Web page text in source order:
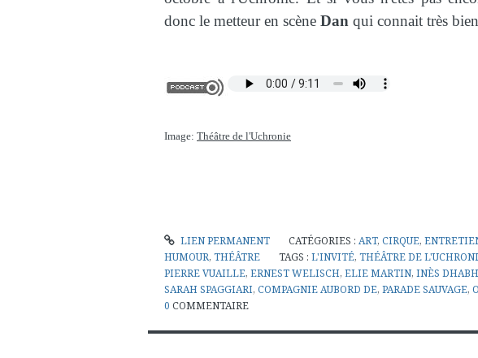
donc le metteur en scène Dan qui connait très
Image: Théâtre de l'Uchronie
LIEN PERMANENT CATÉGORIES :ART,CIRQUE,
HUMOUR, THÉÂTRE TAGS : L'INVITÉ, THÉÂTRE DE
PIERRE VUAILLE, ERNEST WELISCH, ELIE MARTIN, INÈS
SARAH SPAGGIARI, COMPAGNIE AUBORD DE, PARADE SAUVAGE,
0 COMMENTAIRE